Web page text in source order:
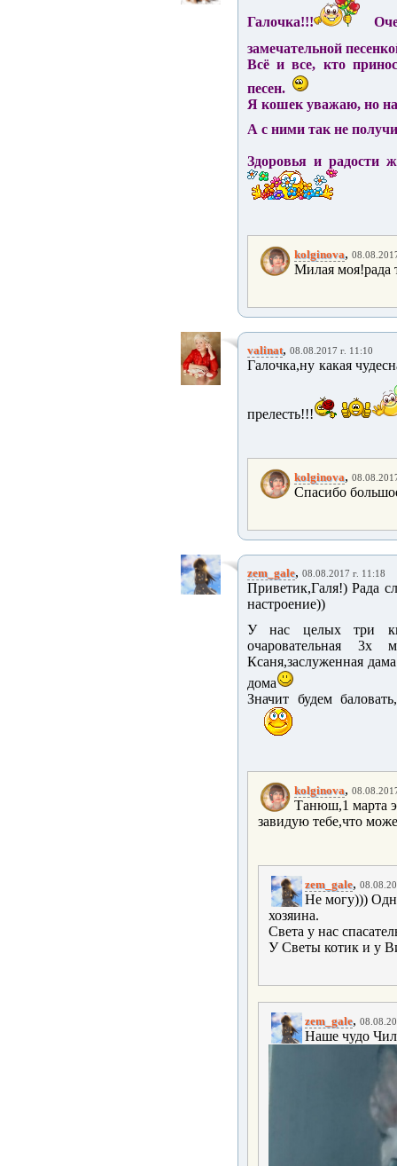
Галочка!!!
замечательной
Всё и все, кто
песен.
Я кошек уважаю, но на
А с ними так не
Здоровья и радости
kolginova,
Милая моя!рада
valinat, 08.08.2017 г. 11:10
Галочка,ну какая
прелесть!!!
kolginova,
Спасибо
zem_gale, 08.08.2017 г. 11:18
Приветик,Галя!) Рада
настроение))
У нас целых три
очаровательная 3х
Ксаня,заслуженная
дома
Значит будем
kolginova,
Танюш,1 марта
завидую тебе,что
zem_gale,
Не могу)))
хозяина.
Света у нас
У Светы котик и у
zem_gale,
Наше чудо